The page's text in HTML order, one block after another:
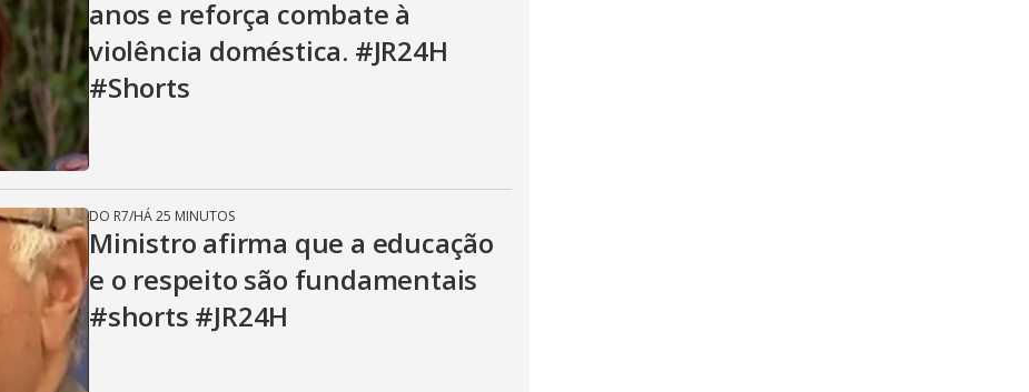
i
d
e
o
anos e reforça combate à
violência doméstica. #JR24H
#Shorts
DO R7/HÁ 25 MINUTOS
Ministro afirma que a educação
e o respeito são fundamentais
#shorts #JR24H